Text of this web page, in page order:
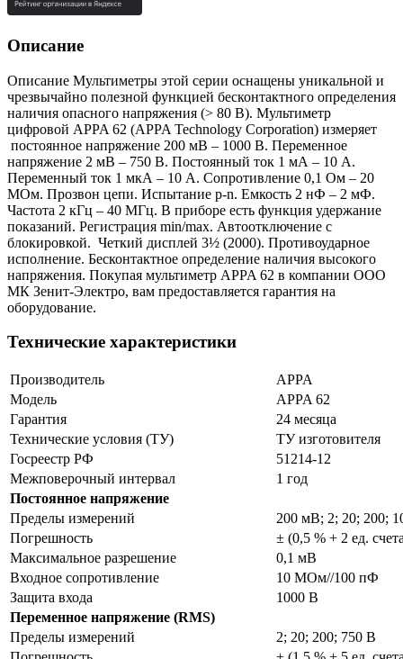
Описание
Описание Мультиметры этой серии оснащены уникальной и
чрезвычайно полезной функцией бесконтактного определения
наличия опасного напряжения (> 80 В). Мультиметр
цифровой APPA 62 (APPA Technology Corporation) измеряет
постоянное напряжение 200 мВ – 1000 В. Переменное
напряжение 2 мВ – 750 В. Постоянный ток 1 мА – 10 А.
Переменный ток 1 мкА – 10 А. Сопротивление 0,1 Ом – 20
МОм. Прозвон цепи. Испытание p-n. Емкость 2 нФ – 2 мФ.
Частота 2 кГц – 40 МГц. В приборе есть функция удержание
показаний. Регистрация min/maх. Автоотключение с
блокировкой. Четкий дисплей 3½ (2000). Противоударное
исполнение. Бесконтактное определение наличия высокого
напряжения. Покупая мультиметр APPA 62 в компании ООО
МК Зенит-Электро, вам предоставляется гарантия на
оборудование.
Технические характеристики
Производитель
APPA
Модель
APPA 62
Гарантия
24 месяца
Технические условия (ТУ)
ТУ изготовителя
Госреестр РФ
51214-12
Межповерочный интервал
1 год
Постоянное напряжение
Пределы измерений
200 мВ; 2; 20; 200;
Погрешность
± (0,5 % + 2 ед.
Максимальное разрешение
0,1 мВ
Входное сопротивление
10 МОм//100 пФ
Защита входа
1000 В
Переменное напряжение (RMS)
Пределы измерений
2; 20; 200; 750 В